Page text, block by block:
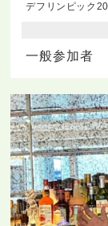
デフリンピック
一般参加者